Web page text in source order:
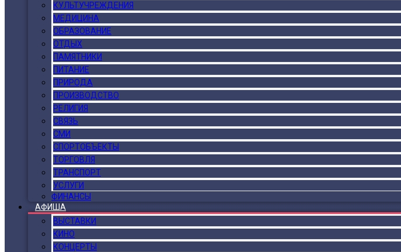
КУЛЬТУЧРЕЖДЕНИЯ
МЕДИЦИНА
ОБРАЗОВАНИЕ
ОТДЫХ
ПАМЯТНИКИ
ПИТАНИЕ
ПРИРОДА
ПРОИЗВОДСТВО
РЕЛИГИЯ
СВЯЗЬ
СМИ
СПОРТОБЪЕКТЫ
ТОРГОВЛЯ
ТРАНСПОРТ
УСЛУГИ
ФИНАНСЫ
АФИША
ВЫСТАВКИ
КИНО
КОНЦЕРТЫ